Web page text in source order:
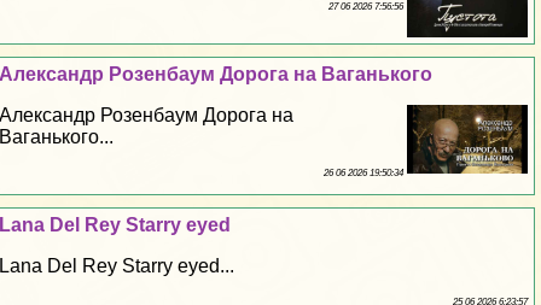
27 06 2026 7:56:56
Александр Розенбаум Дорога на Ваганького
Александр Розенбаум Дорога на
Ваганького...
26 06 2026 19:50:34
Lana Del Rey Starry eyed
Lana Del Rey Starry eyed...
25 06 2026 6:23:57